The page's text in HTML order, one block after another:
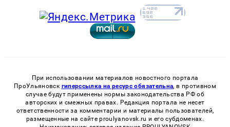
При использовании материалов новостного портала
ПроУльяновск гиперссылка на ресурс обязательна, в противном
случае будут применены нормы законодательства РФ об
авторских и смежных правах. Редакция портала не несет
ответственности за комментарии и материалы пользователей,
размещенные на сайте proulyanovsk.ru и его субдоменах.